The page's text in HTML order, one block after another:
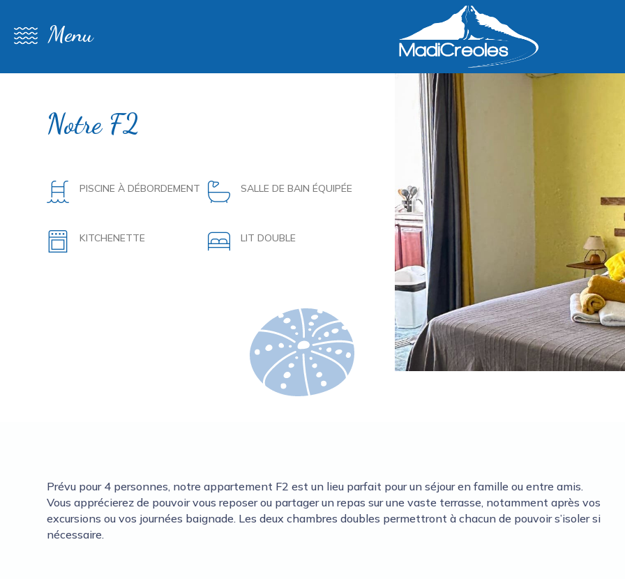
Menu
Notre F2
PISCINE À DÉBORDEMENT SALLE DE BAIN ÉQUIPÉE
KITCHENETTE LIT DOUBLE
Prévu pour 4 personnes, notre appartement F2 est un lieu parfait pour un séjour en famille ou entre amis.
Vous apprécierez de pouvoir vous reposer ou partager un repas sur une vaste terrasse, notamment après vos
excursions ou vos journées baignade. Les deux chambres doubles permettront à chacun de pouvoir s’isoler si
nécessaire.